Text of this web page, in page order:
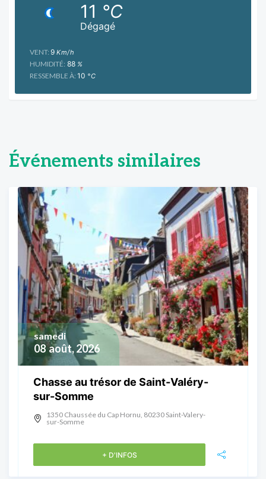
Dégagé
11 °C
VENT: 9 Km/h
HUMIDITÉ: 88 %
RESSEMBLE À: 10 °C
Événements similaires
08 août, 2026
samedi
Chasse au trésor de Saint-Valéry-
sur-Somme
1350 Chaussée du Cap Hornu, 80230 Saint-Valery-
sur-Somme
+ D'INFOS